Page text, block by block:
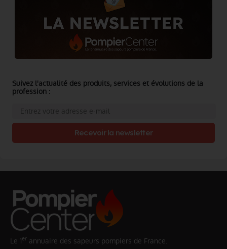
Suivez l'actualité des produits, services et évolutions de la
profession :
Recevoir la newsletter
Le 1er annuaire des sapeurs pompiers de France.